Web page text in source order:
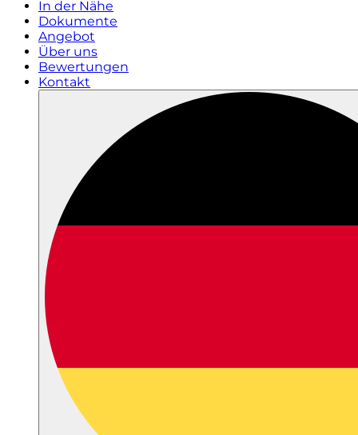
In der Nähe
Dokumente
Angebot
Über uns
Bewertungen
Kontakt